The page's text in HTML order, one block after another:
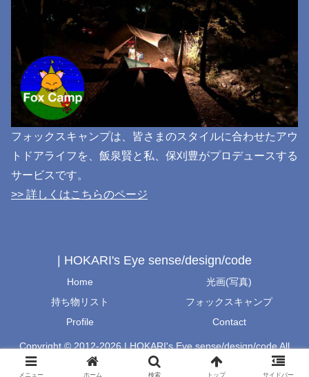
フォックスキャンプは、皆さまのスタイルに合わせたアウ
トドアライフを、飯泉賢と私、保刈豊がプロデュースする
サービスです。
>> 詳しくはこちらのページ
| HOKARI's Eye sense/design/code
Home
光画(写真)
持ち物リスト
フォックスキャンプ
Profile
Contact
Copyright © 2012-2026 | HOKARI's Eye sense/design/code All
Rights Reserved.
メニュー ホーム 検索 トップ サイドバー